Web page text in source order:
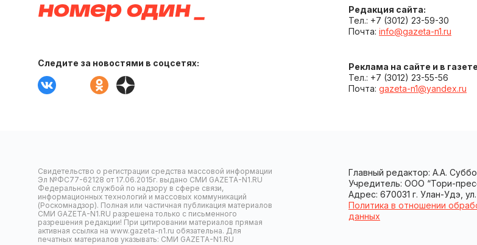
Следите за новостями в соцсетях:
Редакция сайта:
Тел.: +7 (3012) 23-59-30
Почта: info@gazeta-n1.ru
Реклама на сайте и в
Тел.: +7 (3012) 23-55-56
Почта: gazeta-n1@yandex.ru
Свидетельство о регистрации средства массовой информации
Эл №ФС77-62128 от 17.06.2015г. выдано СМИ GAZETA-N1.RU
Федеральной службой по надзору в сфере связи,
информационных технологий и массовых коммуникаций
(Роскомнадзор). Полная или частичная публикация материалов
СМИ GAZETA-N1.RU разрешена только с письменного
разрешения редакции! При цитировании материалов прямая
активная ссылка на www.gazeta-n1.ru обязательна. Для
печатных материалов указывать: СМИ GAZETA-N1.RU
Главный редактор: А.А.
Учредитель: ООО “Тори-
Адрес: 670031 г. Улан-Удэ,
Политика в отношении
данных